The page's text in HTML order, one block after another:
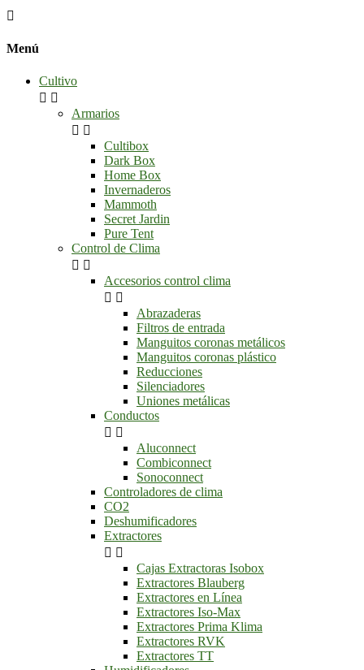

Menú
Cultivo
 
Armarios
 
Cultibox
Dark Box
Home Box
Invernaderos
Mammoth
Secret Jardin
Pure Tent
Control de Clima
 
Accesorios control clima
 
Abrazaderas
Filtros de entrada
Manguitos coronas metálicos
Manguitos coronas plástico
Reducciones
Silenciadores
Uniones metálicas
Conductos
 
Aluconnect
Combiconnect
Sonoconnect
Controladores de clima
CO2
Deshumificadores
Extractores
 
Cajas Extractoras Isobox
Extractores Blauberg
Extractores en Línea
Extractores Iso-Max
Extractores Prima Klima
Extractores RVK
Extractores TT